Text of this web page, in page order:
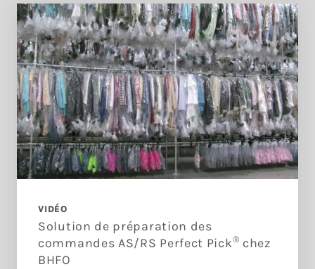
VIDÉO
Solution de préparation des
commandes AS/RS Perfect Pick® chez
BHFO